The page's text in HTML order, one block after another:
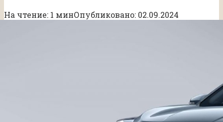
На чтение: 1 минОпубликовано: 02.09.2024